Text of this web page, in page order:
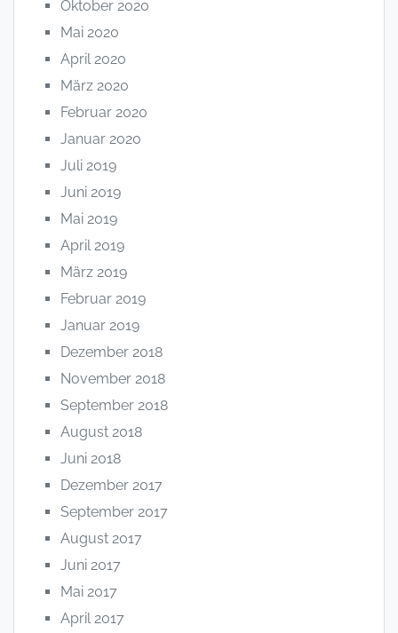
Oktober 2020
Mai 2020
April 2020
März 2020
Februar 2020
Januar 2020
Juli 2019
Juni 2019
Mai 2019
April 2019
März 2019
Februar 2019
Januar 2019
Dezember 2018
November 2018
September 2018
August 2018
Juni 2018
Dezember 2017
September 2017
August 2017
Juni 2017
Mai 2017
April 2017